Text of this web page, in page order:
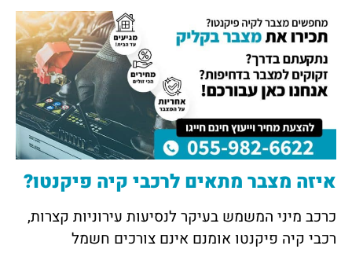
איזה מצבר מתאים לרכבי קיה פיקנטו?
כרכב מיני המשמש בעיקר לנסיעות עירוניות קצרות,
רכבי קיה פיקנטו אומנם אינם צורכים חשמל